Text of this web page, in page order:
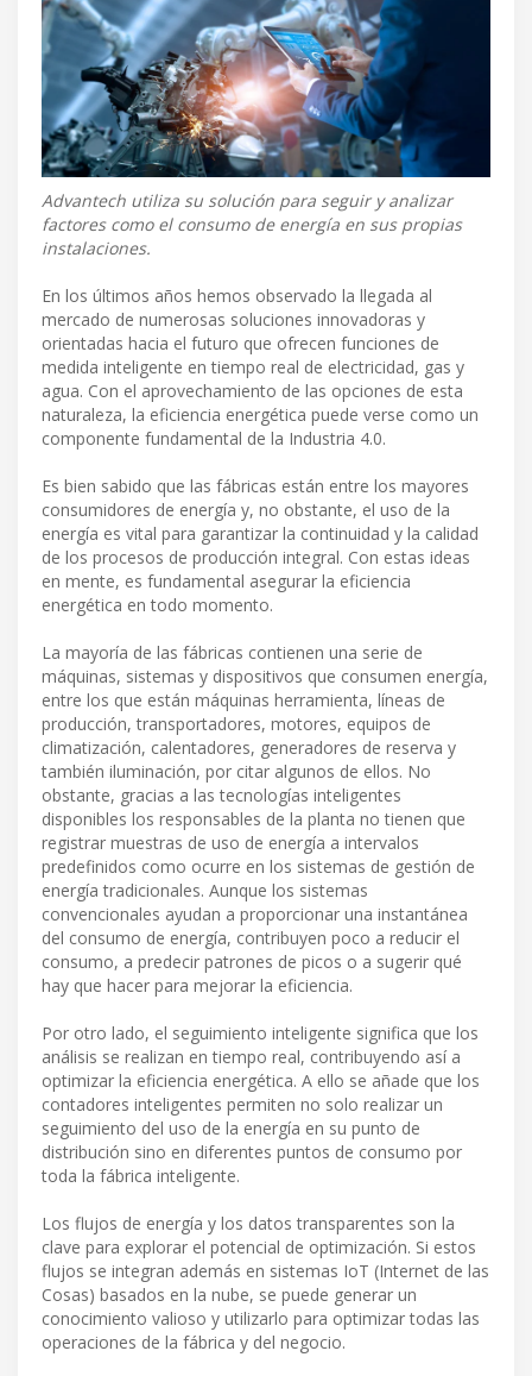
Advantech utiliza su solución para seguir y analizar
factores como el consumo de energía en sus propias
instalaciones.
En los últimos años hemos observado la llegada al
mercado de numerosas soluciones innovadoras y
orientadas hacia el futuro que ofrecen funciones de
medida inteligente en tiempo real de electricidad, gas y
agua. Con el aprovechamiento de las opciones de esta
naturaleza, la eficiencia energética puede verse como un
componente fundamental de la Industria 4.0.
Es bien sabido que las fábricas están entre los mayores
consumidores de energía y, no obstante, el uso de la
energía es vital para garantizar la continuidad y la calidad
de los procesos de producción integral. Con estas ideas
en mente, es fundamental asegurar la eficiencia
energética en todo momento.
La mayoría de las fábricas contienen una serie de
máquinas, sistemas y dispositivos que consumen energía,
entre los que están máquinas herramienta, líneas de
producción, transportadores, motores, equipos de
climatización, calentadores, generadores de reserva y
también iluminación, por citar algunos de ellos. No
obstante, gracias a las tecnologías inteligentes
disponibles los responsables de la planta no tienen que
registrar muestras de uso de energía a intervalos
predefinidos como ocurre en los sistemas de gestión de
energía tradicionales. Aunque los sistemas
convencionales ayudan a proporcionar una instantánea
del consumo de energía, contribuyen poco a reducir el
consumo, a predecir patrones de picos o a sugerir qué
hay que hacer para mejorar la eficiencia.
Por otro lado, el seguimiento inteligente significa que los
análisis se realizan en tiempo real, contribuyendo así a
optimizar la eficiencia energética. A ello se añade que los
contadores inteligentes permiten no solo realizar un
seguimiento del uso de la energía en su punto de
distribución sino en diferentes puntos de consumo por
toda la fábrica inteligente.
Los flujos de energía y los datos transparentes son la
clave para explorar el potencial de optimización. Si estos
flujos se integran además en sistemas IoT (Internet de las
Cosas) basados en la nube, se puede generar un
conocimiento valioso y utilizarlo para optimizar todas las
operaciones de la fábrica y del negocio.